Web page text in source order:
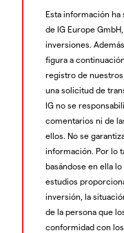
Esta información
de IG Europe
inversiones.
figura a
registro de
una solicitud de
IG no se
comentarios ni de
ellos. No se
información. Por lo
basándose en ella
estudios
inversión, la
de la persona que
conformidad con